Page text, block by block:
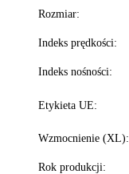
Rozmiar:
Indeks prędkości:
Indeks nośności:
Etykieta UE:
Wzmocnienie (XL):
Rok produkcji: